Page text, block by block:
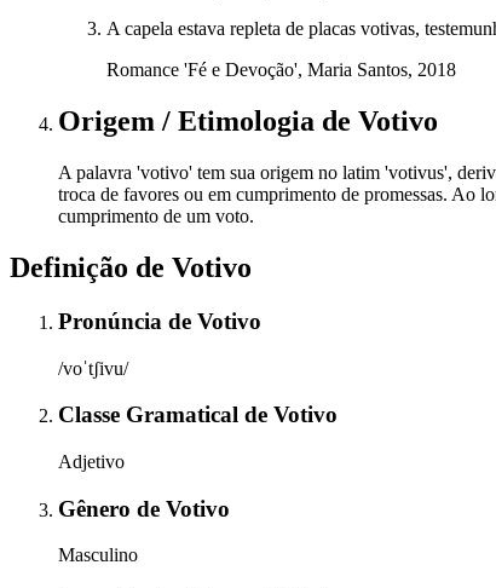
A capela estava repleta de placas votivas,
Romance 'Fé e Devoção', Maria Santos, 2018
Origem / Etimologia de Votivo
A palavra 'votivo' tem sua origem no latim 'votivus',
troca de favores ou em cumprimento de promessas. Ao
cumprimento de um voto.
Definição de Votivo
Pronúncia de Votivo
/voˈtʃivu/
Classe Gramatical de Votivo
Adjetivo
Gênero de Votivo
Masculino